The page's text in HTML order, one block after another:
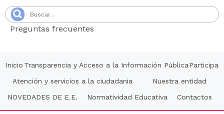
Preguntas frecuentes
Inicio Transparencia y Acceso a la Información PúblicaParticipa
Atención y servicios a la ciudadania
Nuestra entidad
NOVEDADES DE E.E.
Normatividad Educativa Contactos